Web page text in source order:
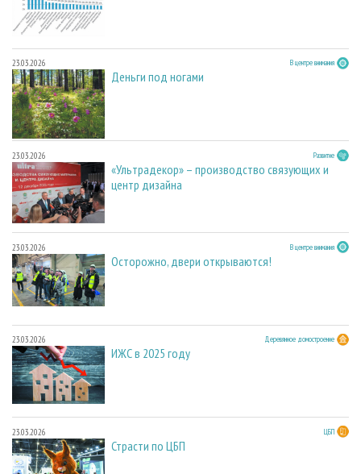
23.03.2026 В центре внимания
Деньги под ногами
23.03.2026 Развитие
«Ультрадекор» – производство связующих и
центр дизайна
23.03.2026 В центре внимания
Осторожно, двери открываются!
23.03.2026 Деревянное домостроение
ИЖС в 2025 году
23.03.2026 ЦБП
Страсти по ЦБП